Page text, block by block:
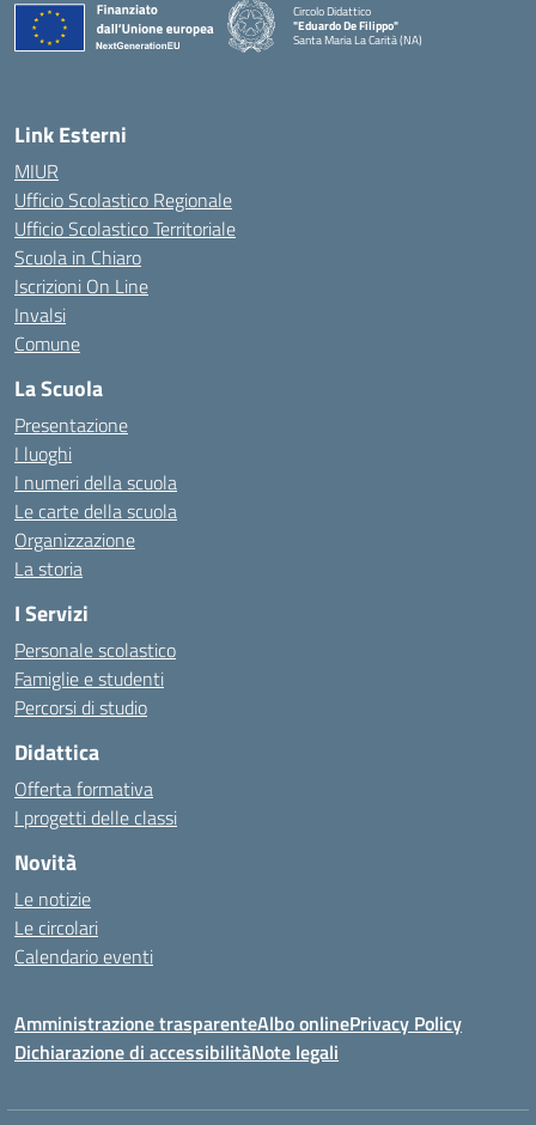
Circolo Didattico
"Eduardo De Filippo"
Santa Maria La Carità (NA)
Link Esterni
MIUR
Ufficio Scolastico Regionale
Ufficio Scolastico Territoriale
Scuola in Chiaro
Iscrizioni On Line
Invalsi
Comune
La Scuola
Presentazione
I luoghi
I numeri della scuola
Le carte della scuola
Organizzazione
La storia
I Servizi
Personale scolastico
Famiglie e studenti
Percorsi di studio
Didattica
Offerta formativa
I progetti delle classi
Novità
Le notizie
Le circolari
Calendario eventi
Amministrazione trasparenteAlbo onlinePrivacy Policy
Dichiarazione di accessibilitàNote legali